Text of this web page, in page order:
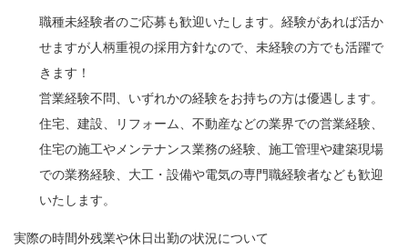
職種未経験者のご応募も歓迎いたします。経験があれば活か
せますが人柄重視の採用方針なので、未経験の方でも活躍で
きます！
営業経験不問、いずれかの経験をお持ちの方は優遇します。
住宅、建設、リフォーム、不動産などの業界での営業経験、
住宅の施工やメンテナンス業務の経験、施工管理や建築現場
での業務経験、大工・設備や電気の専門職経験者なども歓迎
いたします。
実際の時間外残業や休日出勤の状況について